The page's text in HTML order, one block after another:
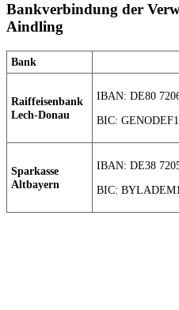
Bankverbindung der
Aindling
Bank
Raiffeisenbank
Lech-Donau
IBAN: DE80
BIC:
Sparkasse
Altbayern
IBAN: DE38
BIC: